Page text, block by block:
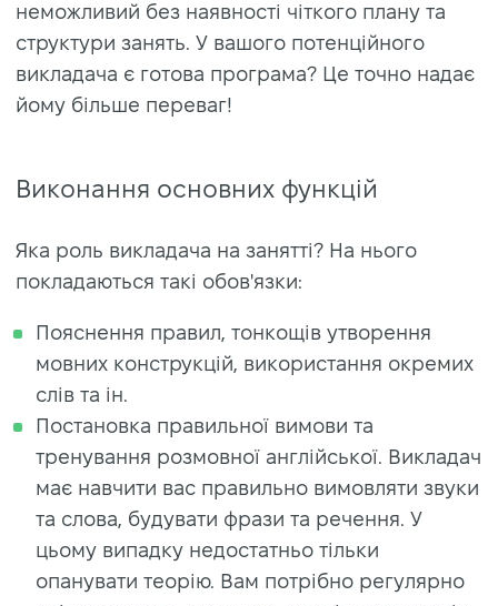
неможливий без наявності чіткого плану та
структури занять. У вашого потенційного
викладача є готова програма? Це точно надає
йому більше переваг!
Виконання основних функцій
Яка роль викладача на занятті? На нього
покладаються такі обов'язки:
Пояснення правил, тонкощів утворення
мовних конструкцій, використання окремих
слів та ін.
Постановка правильної вимови та
тренування розмовної англійської. Викладач
має навчити вас правильно вимовляти звуки
та слова, будувати фрази та речення. У
цьому випадку недостатньо тільки
опанувати теорію. Вам потрібно регулярно